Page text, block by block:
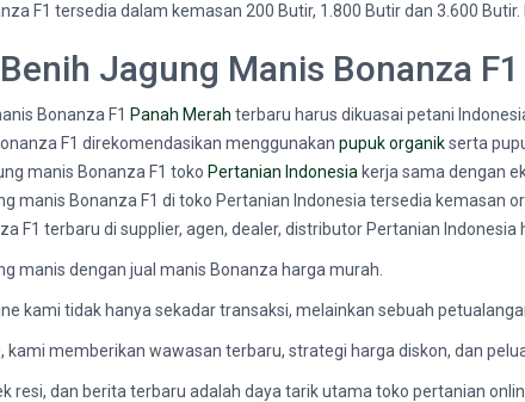
F1 tersedia dalam kemasan 200 Butir, 1.800 Butir dan 3.600 Butir.
Jagung Manis Bonanza
Bonanza F1 Panah Merah terbaru harus dikuasai petani
F1 direkomendasikan menggunakan pupuk organikserta
manis Bonanza F1 toko Pertanian Indonesia kerja sama dengan
manis Bonanza F1 di toko Pertanian Indonesia tersedia kemasan
F1 terbaru di supplier, agen, dealer, distributor Pertanian Indonesia
manis dengan jual manis Bonanza harga murah.
kami tidak hanya sekadar transaksi, melainkan sebuah
kami memberikan wawasan terbaru, strategi harga diskon, dan
resi, dan berita terbaru adalah daya tarik utama toko pertanian